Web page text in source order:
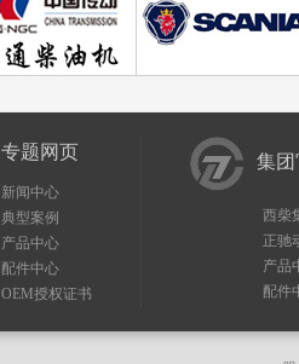
专题网页
新闻中心
典型案例
产品中心
配件中心
OEM授权证书
集团
西柴
正驰
产品
配件